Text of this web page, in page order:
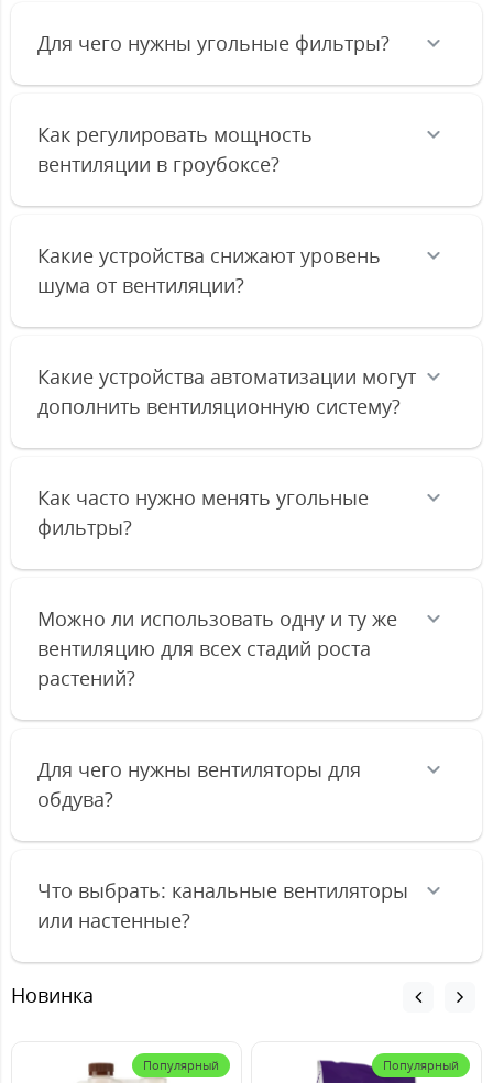
Для чего нужны угольные фильтры?
Как регулировать мощность
вентиляции в гроубоксе?
Какие устройства снижают уровень
шума от вентиляции?
Какие устройства автоматизации могут
дополнить вентиляционную систему?
Как часто нужно менять угольные
фильтры?
Можно ли использовать одну и ту же
вентиляцию для всех стадий роста
растений?
Для чего нужны вентиляторы для
обдува?
Что выбрать: канальные вентиляторы
или настенные?
Новинка
Популярный Популярный